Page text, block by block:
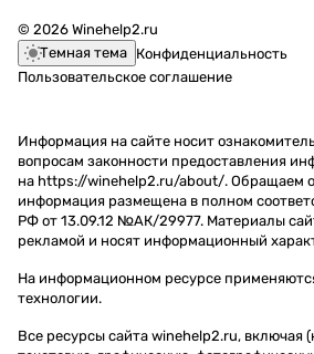
© 2026 Winehelp2.ru
Темная тема Конфиденциальность
Пользовательское соглашение
Информация на сайте носит
вопросам законности предоставления
на https://winehelp2.ru/about/. Обращаем
информация размещена в полном
РФ от 13.09.12 №АК/29977. Материалы
рекламой и носят информационный
На информационном ресурсе
технологии.
Все ресурсы сайта winehelp2.ru, включая